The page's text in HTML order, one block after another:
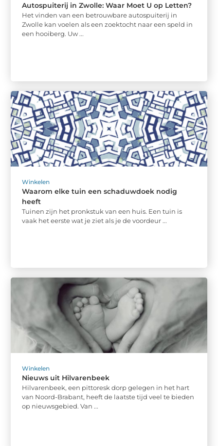
Autospuiterij in Zwolle: Waar Moet U op Letten?
Het vinden van een betrouwbare autospuiterij in
Zwolle kan voelen als een zoektocht naar een speld in
een hooiberg. Uw ...
Winkelen
Waarom elke tuin een schaduwdoek nodig
heeft
Tuinen zijn het pronkstuk van een huis. Een tuin is
vaak het eerste wat je ziet als je de voordeur ...
Winkelen
Nieuws uit Hilvarenbeek
Hilvarenbeek, een pittoresk dorp gelegen in het hart
van Noord-Brabant, heeft de laatste tijd veel te bieden
op nieuwsgebied. Van ...